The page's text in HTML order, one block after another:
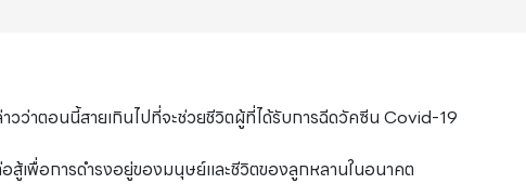
าตอนนี้สายเกินไปที่จะช่วยชีวิตผู้ที่ได้รับการฉีดวัคซีน Covid-19
สู้เพื่อการดำรงอยู่ของมนุษย์และชีวิตของลูกหลานในอนาคต